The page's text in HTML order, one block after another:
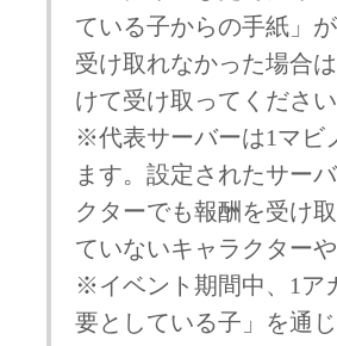
ている子からの手紙」
受け取れなかった場合
けて受け取ってくださ
※代表サーバーは1マビ
ます。設定されたサー
クターでも報酬を受け
ていないキャラクター
※イベント期間中、1ア
要としている子」を通